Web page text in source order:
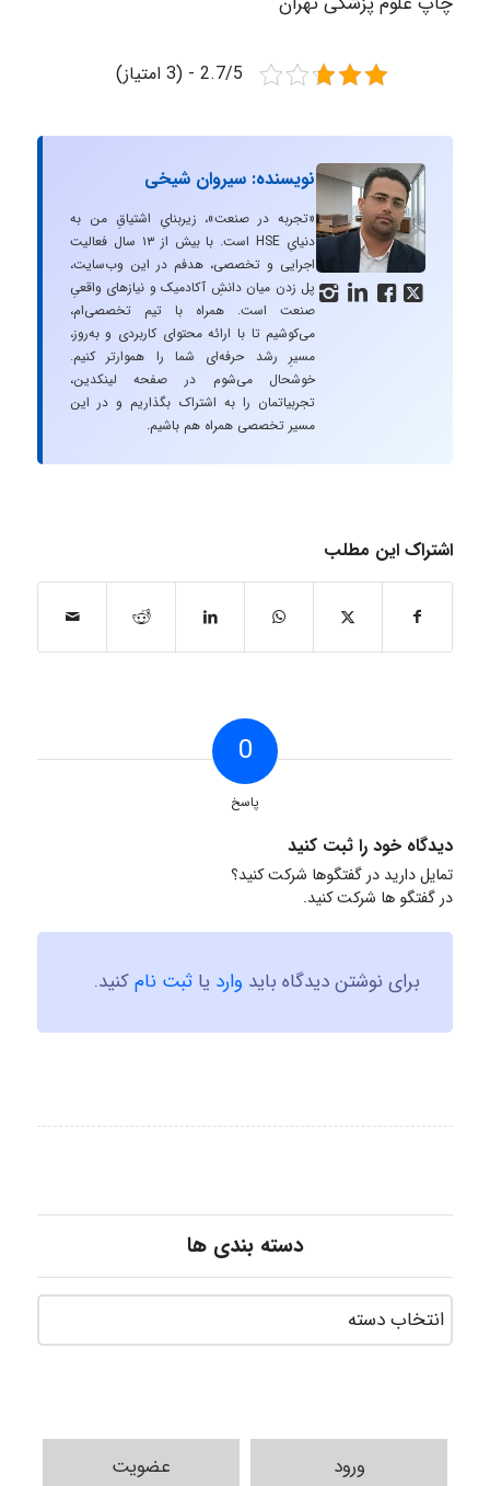
2.7/5 - (3 امتیاز)
   
نویسنده: سیروان شیخی
«تجربه در صنعت»، زیربنایِ اشتیاقِ من به
دنیایِ HSE است. با بیش از ۱۳ سال فعالیت
اجرایی و تخصصی، هدفم در این وب‌سایت،
پل زدن میان دانشِ آکادمیک و نیازهای واقعیِ
صنعت است. همراه با تیم تخصصی‌ام،
می‌کوشیم تا با ارائه محتوای کاربردی و به‌روز،
مسیرِ رشد حرفه‌ای شما را هموارتر کنیم.
خوشحال می‌شوم در صفحه لینکدین،
تجربیاتمان را به اشتراک بگذاریم و در این
مسیر تخصصی همراه هم باشیم.
اشتراک این مطلب
0
پاسخ
دیدگاه خود را ثبت کنید
تمایل دارید در گفتگوها شرکت کنید؟
در گفتگو ها شرکت کنید.
برای نوشتن دیدگاه باید وارد یا ثبت نامکنید.
دسته بندی ها
ورود عضویت